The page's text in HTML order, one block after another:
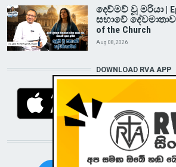
දෙව්මව් වූ මරියා |
සභාවේ
of the Church
Aug 08, 2026
DOWNLOAD RVA APP
STAY CONNECTED WITH